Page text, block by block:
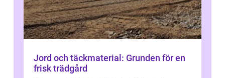
Jord och täckmaterial: Grunden för en
frisk trädgård